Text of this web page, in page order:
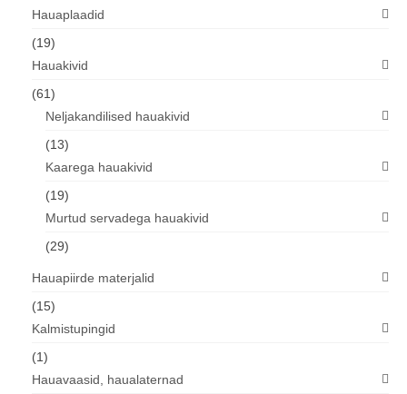
Hauaplaadid
(19)
Hauakivid
(61)
Neljakandilised hauakivid
(13)
Kaarega hauakivid
(19)
Murtud servadega hauakivid
(29)
Hauapiirde materjalid
(15)
Kalmistupingid
(1)
Hauavaasid, haualaternad